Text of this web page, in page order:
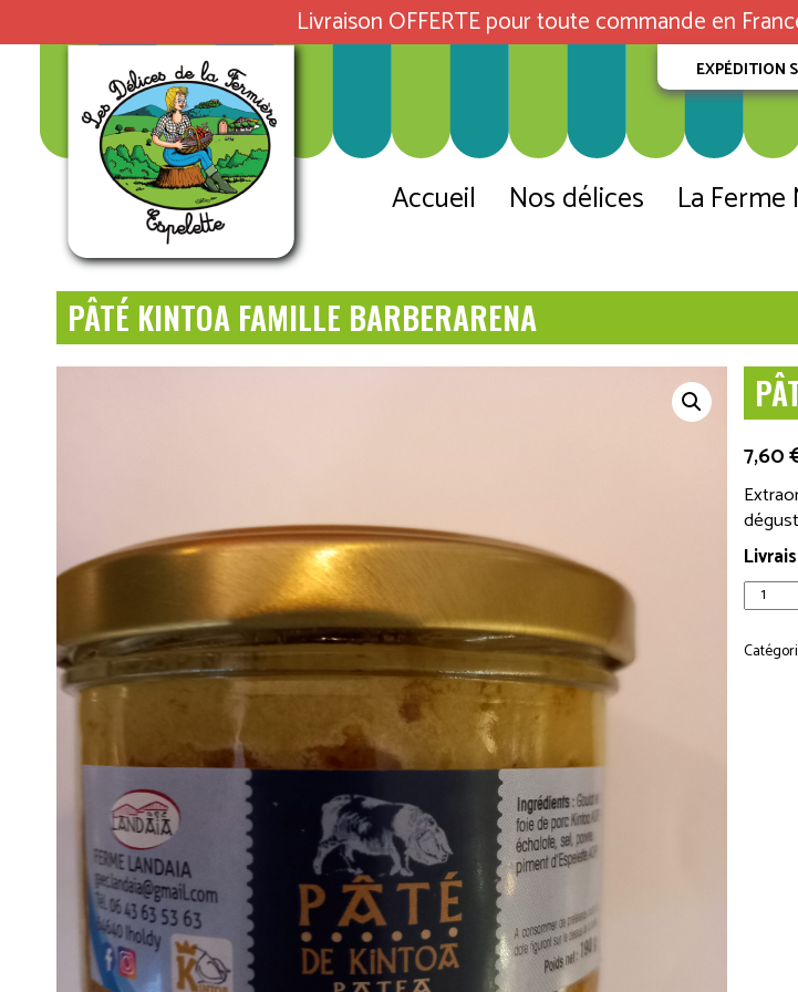
Livraison OFFERTE pour toute commande en
EXPÉDITION
Accueil Nos délices La
PÂTÉ KINTOA FAMILLE BARBERARENA
7,60
de
Kintoa